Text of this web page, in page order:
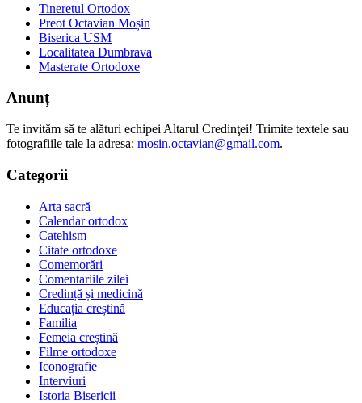
Tineretul Ortodox
Preot Octavian Moșin
Biserica USM
Localitatea Dumbrava
Masterate Ortodoxe
Anunț
Te invităm să te alături echipei Altarul Credinţei! Trimite textele sau
fotografiile tale la adresa: mosin.octavian@gmail.com.
Categorii
Arta sacră
Calendar ortodox
Catehism
Citate ortodoxe
Comemorări
Comentariile zilei
Credință și medicină
Educația creștină
Familia
Femeia creștină
Filme ortodoxe
Iconografie
Interviuri
Istoria Bisericii